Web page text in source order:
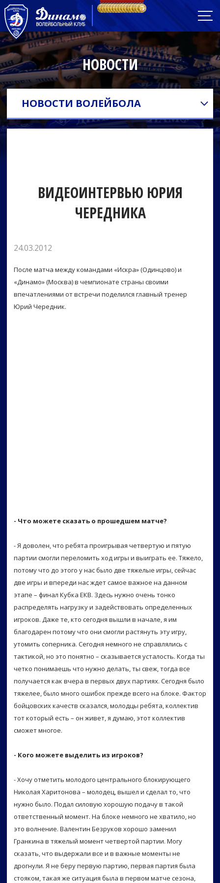
НОВОСТИ
НОВОСТИ ВОЛЕЙБОЛА
ВИДЕОИНТЕРВЬЮ ЮРИЯ
ЧЕРЕДНИКА
24.03.2012
После матча между командами «Искра» (Одинцово) и
«Динамо» (Москва) в чемпионате страны своими
впечатлениями от встречи поделился главный тренер
Юрий Чередник.
- Что можете сказать о прошедшем матче?
- Я доволен, что ребята проигрывая четвертую и пятую
партии смогли переломить ход игры и выиграть ее. Тяжело,
потому что до этого у нас было две тяжелые игры, сейчас
две игры и впереди нас ждет самое важное на данном
этапе – финал Кубка ЕКВ. Здесь нужно очень тонко
распределять нагрузку и задействовать определенных
игроков. Даже те, кто сегодня вышли в начале, я им
благодарен потому что они смогли растянуть эту игру,
утомить соперника. Сегодня немного не справлялись с
тактикой, но это понятно – сказывается усталость. Когда ты
четко понимаешь что нужно делать, ты свеж, тогда все
получается как вчера в первых двух партиях. Сегодня было
тяжелее, было много ошибок прежде всего на блоке. Фактор
бойцовских качеств сказался, молодцы ребята, коллектив
тот который есть – он живет, я думаю, этот коллектив
сможет многое.
- Кого можете выделить из игроков?
- Хочу отметить молодого центрального блокирующего
Николая Харитонова – молодец, вышел и сделал то, что
нужно было. Подал силовую хорошую подачу в такой
ответственный момент. На блоке немного не хватило, но
это волнение. Валентин Безруков хорошо заменил
Гранкина в тяжелый момент четвертой партии. Могу
сказать, что выдержали все и в важные моменты не
дрогнули. Я не беру первую партию, первая партия была
стояком, такая же ситуация была в первом матче сезона,